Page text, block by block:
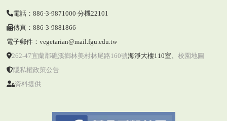
電話：886-3-9871000 分機22101
傳真：886-3-9881866
電子郵件：vegetarian@mail.fgu.edu.tw
262-47宜蘭郡礁溪鄉林美村林尾路160號海淨大樓110室、 校園地圖
隱私權政策公告
資料提供